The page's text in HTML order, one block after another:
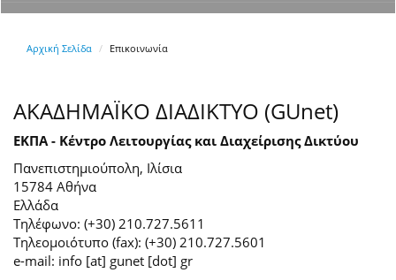
Αρχική Σελίδα Επικοινωνία
ΑΚΑΔΗΜΑΪΚΟ ΔΙΑΔΙΚΤΥΟ (GUnet)
ΕΚΠΑ - Κέντρο Λειτουργίας και Διαχείρισης Δικτύου
Πανεπιστημιούπολη, Ιλίσια
15784 Αθήνα
Ελλάδα
Τηλέφωνο: (+30) 210.727.5611
Τηλεομοιότυπο (fax): (+30) 210.727.5601
e-mail: info [at] gunet [dot] gr